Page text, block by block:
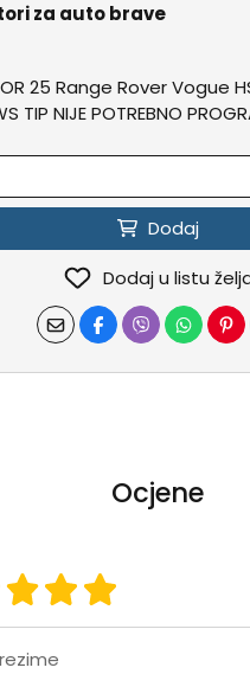
za auto brave
25 Range Rover Vogue
TIP NIJE POTREBNO
Dodaj
Dodaj u listu
Ocjene
ocjena 5
ocjena 4
ocjena 3
2
1